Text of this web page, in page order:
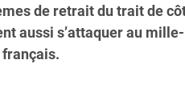
de retrait du trait de
aussi s’attaquer au mille-